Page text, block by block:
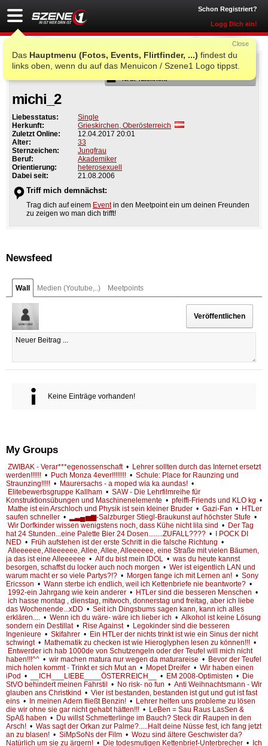
Schon Registriert?
Logg Dich ein!
Das Hauptmenu (Fotos, Events, Flirtfinder, ...) findest du
links oben, wenn du auf das Menuicon / Szene1 Logo tippst.
Close
Als Freund
Neue Nachricht
michi_2
Liebesstatus:
Single
Herkunft:
Grieskirchen, Oberösterreich
Zuletzt Online:
12.04.2017 20:01
Alter:
33
Sternzeichen:
Jungfrau
Beruf:
Akademiker
Orientierung:
heterosexuell
Dabei seit:
21.08.2006
Triff mich demnächst:
Trag dich auf einem Eventin den Meetpoint ein um deinen Freunden
zu zeigen wo man dich trifft!
Newsfeed
Wall Medien (Youtube,..) Meetpoints
Keine Einträge vorhanden!
My Groups
ZWIBAK - Verar***egenossenschaft • Lehrer sollten durch das Internet ersetzt
werden!!!!!! • Puch Monza 4ever!!!!!!!! • Schule: Place for Raunzing und
Straunzing!!!!! • Maurersachs - a moped wia ka aundas! •
Elitebewerbsgruppe Kallham • SAW - Die Lehrfilmreihe für
Konstruktionsübungen und Maschinenelemente • pfeiffi-Friends und KLO kg •
Mathe ist ein Arschloch und Physik ist sein kleiner Bruder • Gazi-Fan • HTLer
saufen schneller • ▂▃▄▅▆-Salzburger Stiegl-Braukunst auf höchster Stufe •
Wir Dorfkinder wissen wenigstens noch, dass Kühe nicht lila sind • Der Tag
hat 24 Stunden...eine Palette Bier 24 Dosen........ZUFALL???? •
I POCK DI
NED • Früh aufstehen ist der erste Schritt in die falsche Richtung •
Alleeeeee, Alleeeeee, Allee, Allee, Alleeeeee, eine Straße mit vielen Bäumen,
ja das ist eine Alleeeeee • Alf du bist mein IDOL • was du heute kannst
besorgen, schaffst du locker auch noch morgen • Wer ist eigentlich LAN und
warum macht er so viele Partys?!? • Morgen fange ich mit Lernen an! • Sony
Ericsson • Wann sterbe ich endlich, weil ich Kettenbriefe nie beantworte? •
1992-ein Jahrgang wie kein anderer • HTLer sind die besseren Menschen •
ich hasse montag , dienstag, mitwoch, donnerstag und freitag, aber ich liebe
das Wochenende...xDD • Seit ich Dingsbums sagen kann, kann ich alles
erklären.... • Wenn ich du wäre- wäre ich lieber ich • Alkohol ist keine Lösung
sondern ein Destillat • Rise Against • Legokinder sind die besseren
Ingenieure • Skifahrer • Ein HTLer der nichts trinkt ist wie ein Sinus der nicht
schwingt • Mathematik zu checken ist wie Hieroglyphen lesen zu können!!! •
Entwerder ich hab 1000de von Schutzengeln oder der Teufel will mich nicht
haben!!!^^ • wir machen matura nur wegen da maturareise • Bevor der Teufel
mich holen kommt - Trinkt er sich Mut an • Mopet Dreifer • Wir haben einen
iPod • __ICH___LIEBE____ÖSTERREICH__ • EM 2008-Optimisten • Die
StVO behindert meinen Fahrstil
• No risk- no fun • Anti Weihnachtsmann - Wir
glauben ans Christkind • Vier ist bestanden, bestanden ist gut und gut ist fast
eins • In meinen Adern fließt Benzin! • Lehrer helfen uns probleme zu lösen
die wir ohne sie gar nicht gehabt hätten!!! • LeBen = Sau Raus LasSen &
SpAß haben • Du willst Schmetterlinge im Bauch? Steck dir Raupen in den
Arsch! • Was sagt der Orkan zur Palme?.....Halt deine Nüsse fest, ich fang jetzt
an zu blasen! • SiMpSoNs der Film • Wozu sind ältere Geschwister da?
Natürlich um sie zu ärgern! • Die todesmutigen Kettenbrief-Unterbrecher •
Ich